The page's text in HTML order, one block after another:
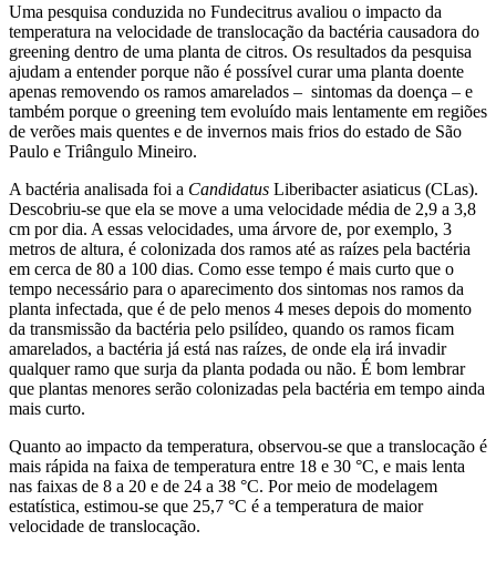
Uma pesquisa conduzida no Fundecitrus avaliou o impacto da
temperatura na velocidade de translocação da bactéria causadora do
greening dentro de uma planta de citros. Os resultados da pesquisa
ajudam a entender porque não é possível curar uma planta doente
apenas removendo os ramos amarelados – sintomas da doença – e
também porque o greening tem evoluído mais lentamente em regiões
de verões mais quentes e de invernos mais frios do estado de São
Paulo e Triângulo Mineiro.
A bactéria analisada foi a Candidatus Liberibacter asiaticus (CLas).
Descobriu-se que ela se move a uma velocidade média de 2,9 a 3,8
cm por dia. A essas velocidades, uma árvore de, por exemplo, 3
metros de altura, é colonizada dos ramos até as raízes pela bactéria
em cerca de 80 a 100 dias. Como esse tempo é mais curto que o
tempo necessário para o aparecimento dos sintomas nos ramos da
planta infectada, que é de pelo menos 4 meses depois do momento
da transmissão da bactéria pelo psilídeo, quando os ramos ficam
amarelados, a bactéria já está nas raízes, de onde ela irá invadir
qualquer ramo que surja da planta podada ou não. É bom lembrar
que plantas menores serão colonizadas pela bactéria em tempo ainda
mais curto.
Quanto ao impacto da temperatura, observou-se que a translocação é
mais rápida na faixa de temperatura entre 18 e 30 °C, e mais lenta
nas faixas de 8 a 20 e de 24 a 38 °C. Por meio de modelagem
estatística, estimou-se que 25,7 °C é a temperatura de maior
velocidade de translocação.